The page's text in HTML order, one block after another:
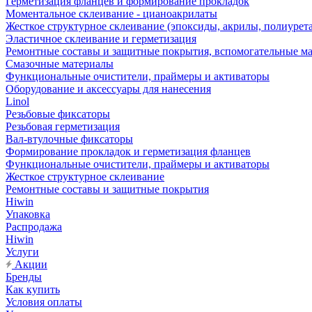
Моментальное склеивание - цианоакрилаты
Жесткое структурное склеивание (эпоксиды, акрилы,
Эластичное склеивание и герметизация
Ремонтные составы и защитные покрытия, вспомогательные
Смазочные материалы
Функциональные очистители, праймеры и активаторы
Оборудование и аксессуары для нанесения
Linol
Резьбовые фиксаторы
Резьбовая герметизация
Вал-втулочные фиксаторы
Формирование прокладок и герметизация фланцев
Функциональные очистители, праймеры и активаторы
Жесткое структурное склеивание
Ремонтные составы и защитные покрытия
Hiwin
Упаковка
Распродажа
Hiwin
Услуги
Акции
Бренды
Как купить
Условия оплаты